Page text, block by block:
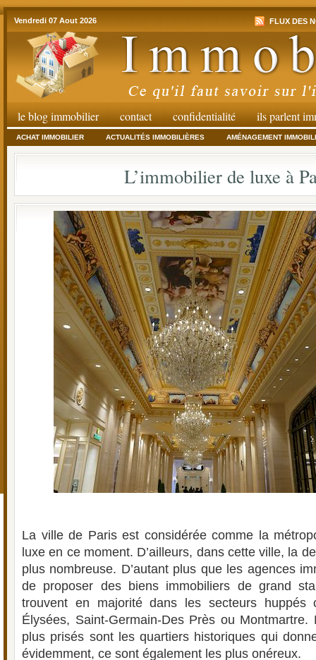
Vendredi 07 Aout 2026 FLUX DES
le blog immobilier contact confidentialité ils parlent
ACHAT IMMOBILIER ACTUALITÉS IMMOBILIÈRES AMÉNAGEMENT
L’immobilier de luxe à
La ville de Paris est considérée comme la
luxe en ce moment. D’ailleurs, dans cette ville, la
plus nombreuse. D’autant plus que les agences
de proposer des biens immobiliers de grand
trouvent en majorité dans les secteurs huppés
Élysées, Saint-Germain-Des Près ou
plus prisés sont les quartiers historiques qui
évidemment, ce sont également les plus onéreux.